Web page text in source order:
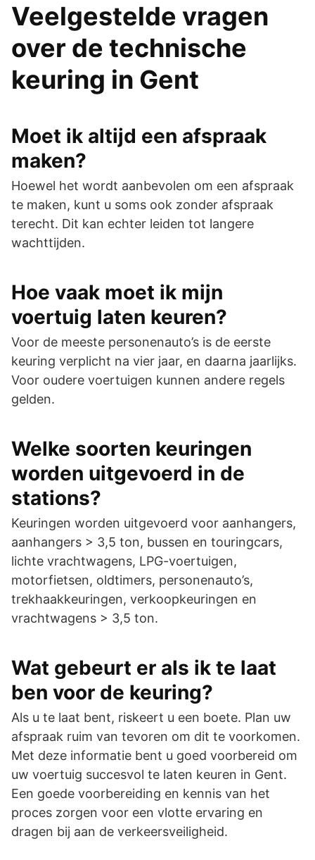
Veelgestelde vragen
over de technische
keuring in Gent
Moet ik altijd een afspraak
maken?
Hoewel het wordt aanbevolen om een afspraak
te maken, kunt u soms ook zonder afspraak
terecht. Dit kan echter leiden tot langere
wachttijden.
Hoe vaak moet ik mijn
voertuig laten keuren?
Voor de meeste personenauto’s is de eerste
keuring verplicht na vier jaar, en daarna jaarlijks.
Voor oudere voertuigen kunnen andere regels
gelden.
Welke soorten keuringen
worden uitgevoerd in de
stations?
Keuringen worden uitgevoerd voor aanhangers,
aanhangers > 3,5 ton, bussen en touringcars,
lichte vrachtwagens, LPG-voertuigen,
motorfietsen, oldtimers, personenauto’s,
trekhaakkeuringen, verkoopkeuringen en
vrachtwagens > 3,5 ton.
Wat gebeurt er als ik te laat
ben voor de keuring?
Als u te laat bent, riskeert u een boete. Plan uw
afspraak ruim van tevoren om dit te voorkomen.
Met deze informatie bent u goed voorbereid om
uw voertuig succesvol te laten keuren in Gent.
Een goede voorbereiding en kennis van het
proces zorgen voor een vlotte ervaring en
dragen bij aan de verkeersveiligheid.